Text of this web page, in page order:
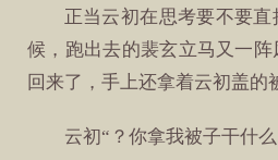
正当云初在思考要不要
候，跑出去的裴玄立马又一
回来了，手上还拿着云初盖的
云初“？你拿我被子干什